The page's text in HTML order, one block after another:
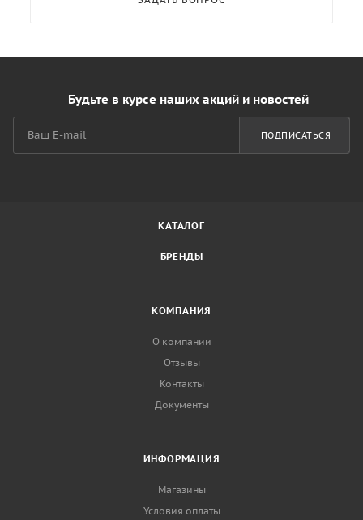
Будьте в курсе наших акций и новостей
ПОДПИСАТЬСЯ
КАТАЛОГ
БРЕНДЫ
КОМПАНИЯ
О компании
Отзывы
Контакты
Документы
ИНФОРМАЦИЯ
Магазины
Условия оплаты